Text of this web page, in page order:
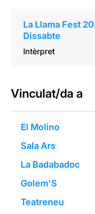
La Llama Fest
Dissabte
Intèrpret
Vinculat/da a
El Molino
Sala Ars
La Badabadoc
Golem'S
Teatreneu